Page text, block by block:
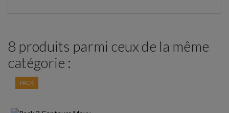
8 produits parmi ceux de la même
catégorie :
PACK